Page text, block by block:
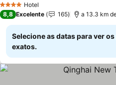
4 EstrelasHotel
8,8 Excelente 165 a 13.3 km
Selecione as datas para ver
exatos.